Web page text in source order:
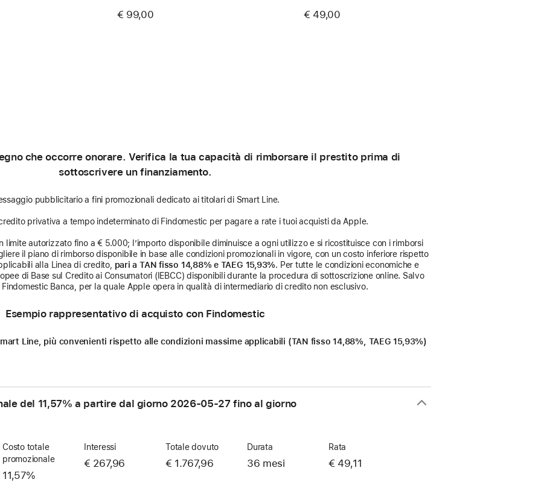
€ 99,00
€ 49,00
che occorre onorare. Verifica la tua capacità di rimborsare il prestito prima di
sottoscrivere un finanziamento.
pubblicitario a fini promozionali dedicato ai titolari di Smart Line.
privativa a tempo indeterminato di Findomestic per pagare a rate i tuoi acquisti da Apple.
limite autorizzato fino a € 5.000; l’importo disponibile diminuisce a ogni utilizzo e si ricostituisce con i rimborsi
il piano di rimborso disponibile in base alle condizioni promozionali in vigore, con un costo inferiore rispetto
alla Linea di credito, pari a TAN fisso 14,88% e TAEG 15,93%. Per tutte le condizioni economiche e
di Base sul Credito ai Consumatori (IEBCC) disponibili durante la procedura di sottoscrizione online. Salvo
Banca, per la quale Apple opera in qualità di intermediario di credito non esclusivo.
Esempio rappresentativo di acquisto con Findomestic
Line, più convenienti rispetto alle condizioni massime applicabili (TAN fisso 14,88%, TAEG 15,93%)
del 11,57% a partire dal giorno 2026-05-27fino al giorno
Costo totale
promozionale
11,57%
Interessi
€ 267,96
Totale dovuto
€ 1.767,96
Durata
36 mesi
Rata
€ 49,11